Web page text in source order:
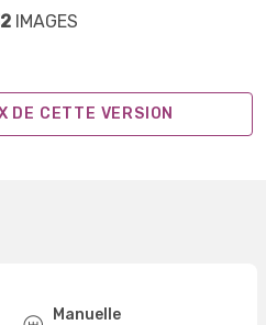
DE CETTE VERSION
IMAGES
Manuelle